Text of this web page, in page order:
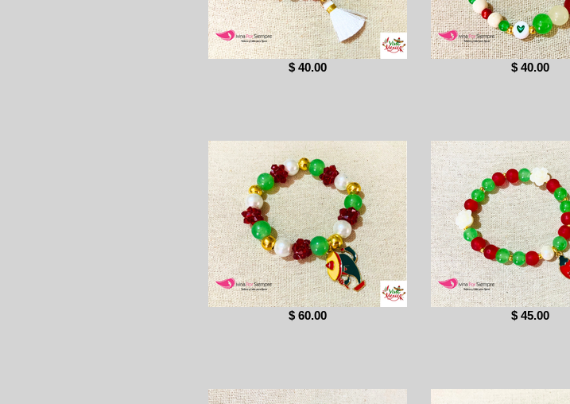
$ 40.00 $ 40.00
$ 60.00 $ 45.00